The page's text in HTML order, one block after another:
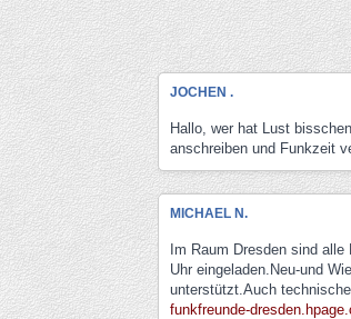
JOCHEN .
Hallo, wer hat Lust
anschreiben und Funkzeit
MICHAEL N.
Im Raum Dresden sind
Uhr eingeladen.Neu-und
unterstützt.Auch
funkfreunde-